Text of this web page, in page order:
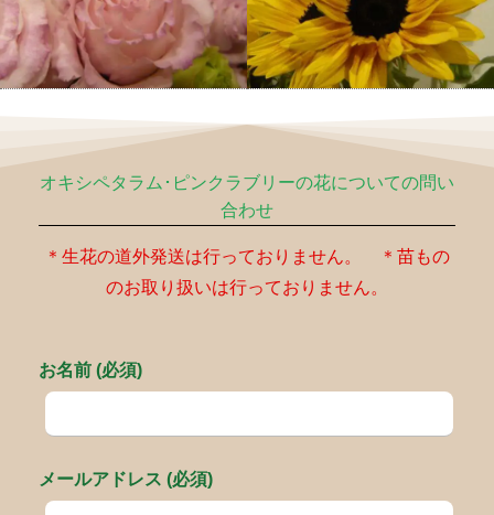
オキシペタラム･ピンクラブリーの花についての問い
合わせ
＊生花の道外発送は行っておりません。 ＊苗もの
のお取り扱いは行っておりません。
お名前 (必須)
メールアドレス (必須)